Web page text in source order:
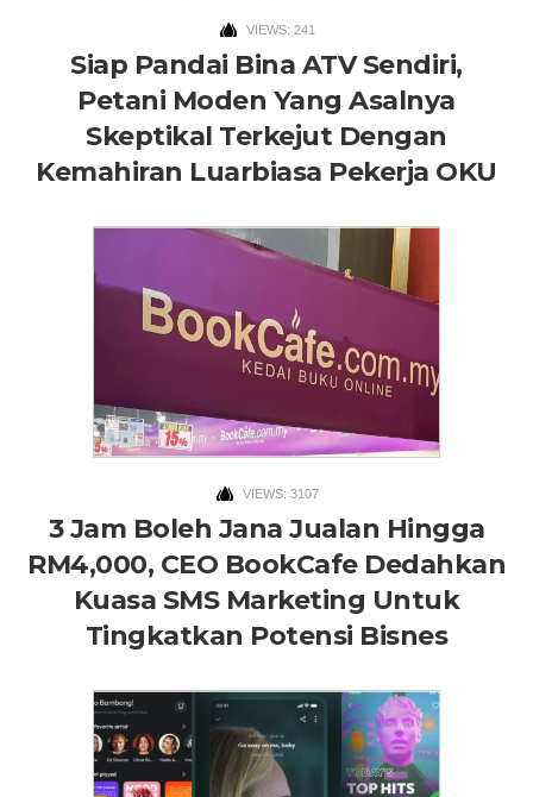
VIEWS: 241
Siap Pandai Bina ATV Sendiri,
Petani Moden Yang Asalnya
Skeptikal Terkejut Dengan
Kemahiran Luarbiasa Pekerja OKU
VIEWS: 3107
3 Jam Boleh Jana Jualan Hingga
RM4,000, CEO BookCafe Dedahkan
Kuasa SMS Marketing Untuk
Tingkatkan Potensi Bisnes